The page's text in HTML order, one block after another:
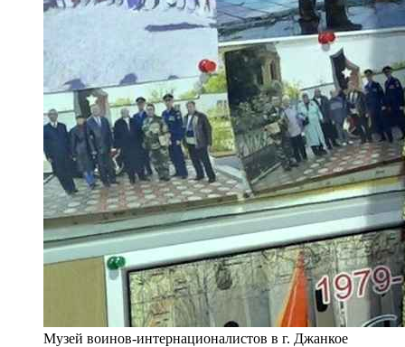
Музей воинов-интернационалистов в г. Джанкое